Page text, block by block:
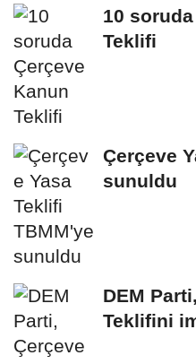
10
Teklifi
Çerçeve
sunuldu
DEM
Teklifini